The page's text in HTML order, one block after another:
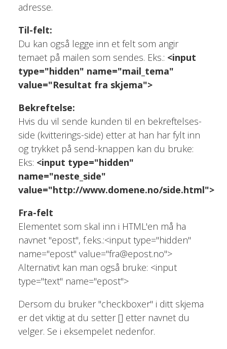
adresse.
Til-felt:
Du kan også legge inn et felt som angir
temaet på mailen som sendes. Eks.: <input
type="hidden" name="mail_tema"
value="Resultat fra skjema">
Bekreftelse:
Hvis du vil sende kunden til en bekreftelses-
side (kvitterings-side) etter at han har fylt inn
og trykket på send-knappen kan du bruke:
Eks: <input type="hidden"
name="neste_side"
value="http://www.domene.no/side.html">
Fra-felt
Elementet som skal inn i HTML'en må ha
navnet "epost", f.eks.:<input type="hidden"
name="epost" value="fra@epost.no">
Alternativt kan man også bruke: <input
type="text" name="epost">
Dersom du bruker "checkboxer" i ditt skjema
er det viktig at du setter [] etter navnet du
velger. Se i eksempelet nedenfor.